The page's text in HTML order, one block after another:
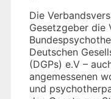
Die
Gesetzgeber die
Deutschen
(DGPs) e.V –
angemessenen
und